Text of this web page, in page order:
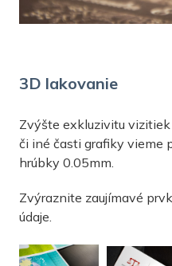
3D lakovanie
Zvýšte exkluzivitu vizitiek
či iné časti grafiky vieme
hrúbky 0.05mm.
Zvýraznite zaujímavé
údaje.